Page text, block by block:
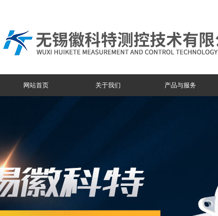
网站首页 关于我们 产品与服务